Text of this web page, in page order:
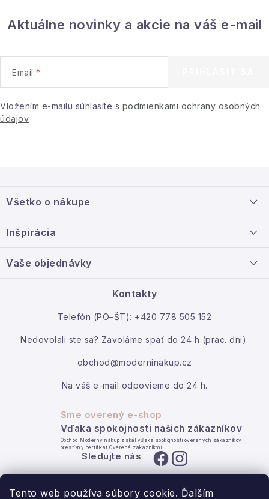
Tento web používa súbory cookie. Ďalším
Aktuálne novinky a akcie na váš e-mail
Email
Vložením e-mailu súhlasíte s podmienkami ochrany osobných
údajov
p
ä
Všetko o nákupe
Veľkoobchodná spolupráca
Inšpirácia
Vaše objednávky
Kontakty
Telefón (PO–ŠT): +420 778 505 152
Nedovolali ste sa? Zavoláme späť do 24 h (prac. dni).
obchod@moderninakup.cz
Na váš e-mail odpovieme do 24 h.
Sme overený e-shop
Vďaka spokojnosti našich zákazníkov
Obchod Moderný nákup získal vďaka spokojnosti overených zákazníkov
prestížny certifikát Overené zákazníkmi.
Sledujte nás